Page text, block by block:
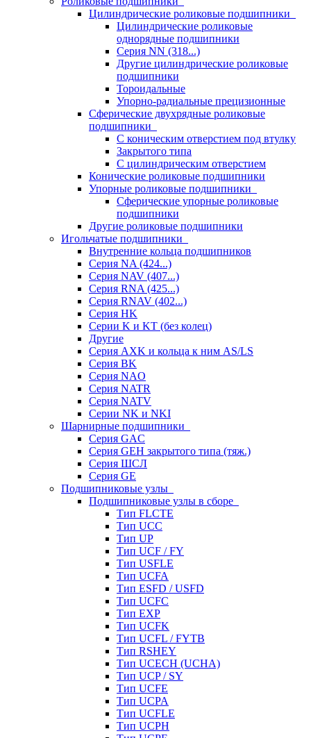
Цилиндрические роликовые подшипники
Цилиндрические роликовые
однорядные подшипники
Серия NN (318...)
Другие цилиндрические роликовые
подшипники
Тороидальные
Упорно-радиальные прецизионные
Сферические двухрядные роликовые
подшипники
С коническим отверстием под втулку
Закрытого типа
С цилиндрическим отверстием
Конические роликовые подшипники
Упорные роликовые подшипники
Сферические упорные роликовые
подшипники
Другие роликовые подшипники
Игольчатые подшипники
Внутренние кольца подшипников
Серия NA (424...)
Серия NAV (407...)
Серия RNA (425...)
Серия RNAV (402...)
Серия HK
Серии K и KT (без колец)
Другие
Серия AXK и кольца к ним AS/LS
Серия BK
Серия NAO
Серия NATR
Серия NATV
Серии NK и NKI
Шарнирные подшипники
Серия GAC
Серия GEH закрытого типа (тяж.)
Серия ШСЛ
Серия GE
Подшипниковые узлы
Подшипниковые узлы в сборе
Тип FLCTE
Тип UCC
Тип UP
Тип UCF / FY
Тип USFLE
Тип UCFA
Тип ESFD / USFD
Тип UCFC
Тип EXP
Тип UCFK
Тип UCFL / FYTB
Тип RSHEY
Тип UCECH (UCHA)
Тип UCP / SY
Тип UCFE
Тип UCPA
Тип UCFLE
Тип UCPH